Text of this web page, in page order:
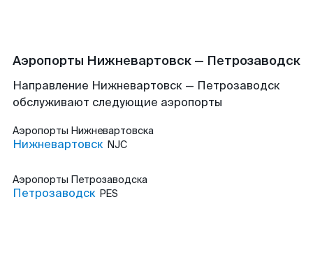
Аэропорты Нижневартовск — Петрозаводск
Направление Нижневартовск — Петрозаводск
обслуживают следующие аэропорты
Аэропорты Нижневартовска
Нижневартовск NJC
Аэропорты Петрозаводска
Петрозаводск PES